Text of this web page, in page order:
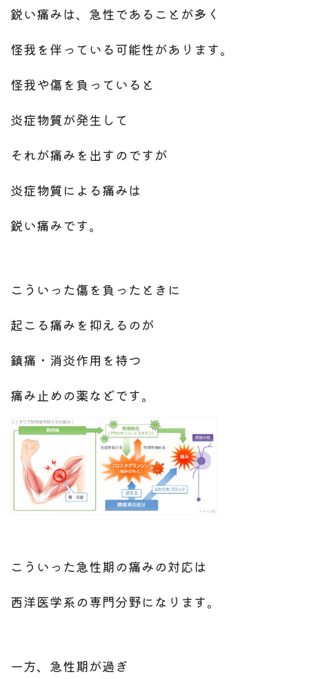
鋭い痛みは、急性であることが多く
怪我を伴っている可能性があります。
怪我や傷を負っていると
炎症物質が発生して
それが痛みを出すのですが
炎症物質による痛みは
鋭い痛みです。
こういった傷を負ったときに
起こる痛みを抑えるのが
鎮痛・消炎作用を持つ
痛み止めの薬などです。
こういった急性期の痛みの対応は
西洋医学系の専門分野になります。
一方、急性期が過ぎ